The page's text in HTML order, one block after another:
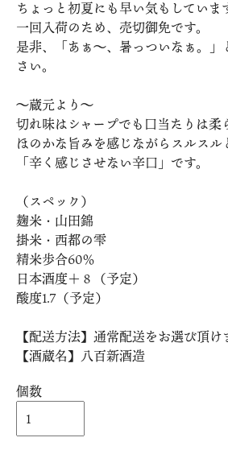
ちょっと初夏にも早い気もしていま
一回入荷のため、売切御免です。
是非、「あぁ～、暑っついなぁ。
さい。
～蔵元より～
切れ味はシャープでも口当たりは柔
ほのかな旨みを感じながらスルスル
「辛く感じさせない辛口」です。
（スペック）
麹米・山田錦
掛米・西都の雫
精米歩合60％
日本酒度＋８（予定）
酸度1.7（予定）
【配送方法】通常配送をお選び頂け
【酒蔵名】八百新酒造
個数